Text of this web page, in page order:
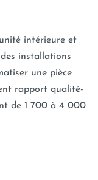
intérieure et
installations
une pièce
rapport qualité-
de 1 700 à 4 000